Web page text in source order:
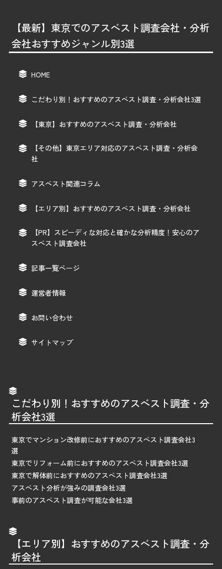
【最新】東京でのアスベスト調査会社・分析
会社おすすめジャンル別3選
HOME
こだわり別！おすすめのアスベスト調査・分析会社3選
【東京】おすすめのアスベスト調査・分析会社
【その他】東京エリア対応のアスベスト調査・分析会
社
アスベスト関連コラム
【エリア別】おすすめのアスベスト調査・分析会社
【PR】スピーディな対応と確かな分析精度！安心のア
スベスト調査会社
記事一覧ページ
運営者情報
お問い合わせ
サイトマップ
こだわり別！おすすめのアスベスト調査・分
析会社3選
東京でマンション改修前におすすめのアスベスト調査会社3
選
東京でリフォーム前におすすめのアスベスト調査会社3選
東京で解体前におすすめのアスベスト調査会社3選
アスベスト分析が強みの調査会社3選
事前のアスベスト調査が可能な会社3選
【エリア別】おすすめのアスベスト調査・分
析会社